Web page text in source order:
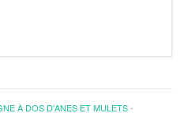
À DOS D'ANES ET MULETS-